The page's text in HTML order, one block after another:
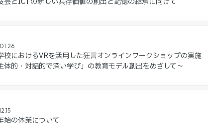
校におけるVRを活用した狂言オンラインワークショップの実施
体的・対話的で深い学び」の教育モデル創出をめざして～
始の休業について